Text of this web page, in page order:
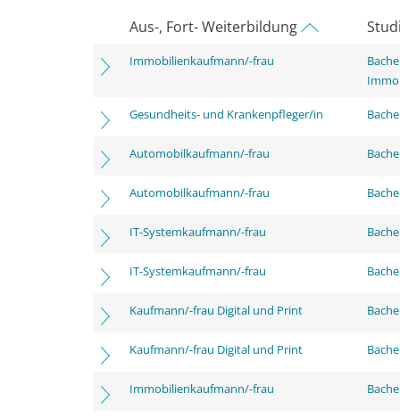
Aus-, Fort- Weiterbildung
Immobilienkaufmann/-frau
Gesundheits- und Krankenpfleger/in
Automobilkaufmann/-frau
Automobilkaufmann/-frau
IT-Systemkaufmann/-frau
IT-Systemkaufmann/-frau
Kaufmann/-frau Digital und Print
Kaufmann/-frau Digital und Print
Immobilienkaufmann/-frau